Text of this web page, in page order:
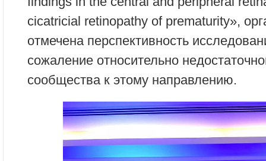
cicatricial retinopathy of prematurity»,
отмечена перспективность
сожаление относительно
сообщества к этому направлению.